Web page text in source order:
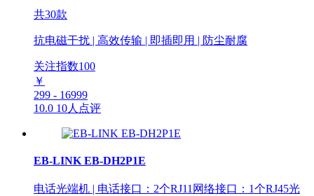
共30款
抗电磁干扰 | 高效传输 | 即插即用 | 防尘耐腐
关注指数100
￥
299 - 16999
10.0 10人点评
EB-LINK EB-DH2P1E
电话光端机 | 电话接口：2个RJ11网络接口：1个RJ45光